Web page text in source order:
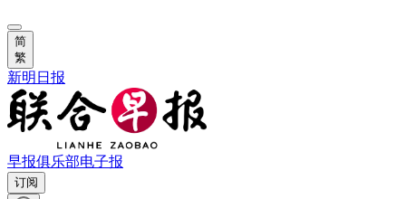
简
繁
新明日报
早报俱乐部电子报
订阅